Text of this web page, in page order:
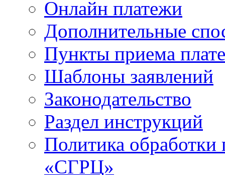
Онлайн платежи
Дополнительные
Пункты приема
Шаблоны заявлений
Законодательство
Раздел инструкций
Политика
«СГРЦ»